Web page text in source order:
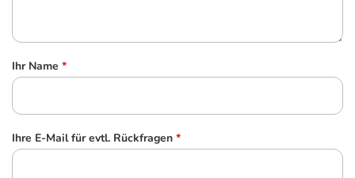
Ihr Name *
Ihre E-Mail für evtl. Rückfragen *